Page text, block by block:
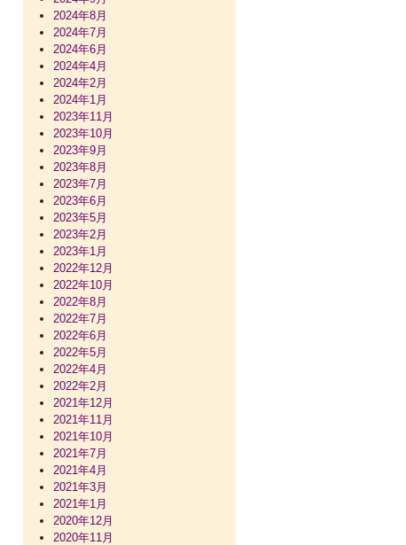
2024年8月
2024年7月
2024年6月
2024年4月
2024年2月
2024年1月
2023年11月
2023年10月
2023年9月
2023年8月
2023年7月
2023年6月
2023年5月
2023年2月
2023年1月
2022年12月
2022年10月
2022年8月
2022年7月
2022年6月
2022年5月
2022年4月
2022年2月
2021年12月
2021年11月
2021年10月
2021年7月
2021年4月
2021年3月
2021年1月
2020年12月
2020年11月